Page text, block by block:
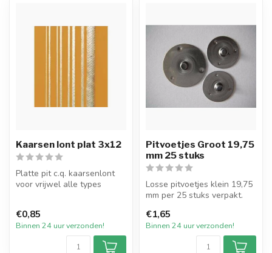
Kaarsen lont plat 3x12
Platte pit c.q. kaarsenlont
voor vrijwel alle types
€0,85
Binnen 24 uur verzonden!
Pitvoetjes Groot 19,75
mm 25 stuks
Losse pitvoetjes klein 19,75
mm per 25 stuks verpakt.
€1,65
Binnen 24 uur verzonden!